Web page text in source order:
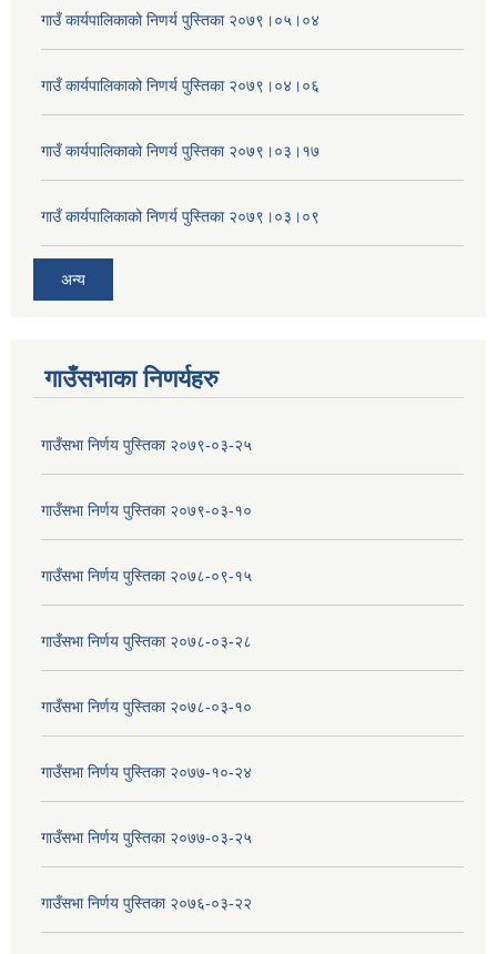
गाउँ कार्यपालिकाको निणर्य पुस्तिका २०७९।०५।०४
गाउँ कार्यपालिकाको निणर्य पुस्तिका २०७९।०४।०६
गाउँ कार्यपालिकाको निणर्य पुस्तिका २०७९।०३।१७
गाउँ कार्यपालिकाको निणर्य पुस्तिका २०७९।०३।०९
अन्य
गाउँसभाका निणर्यहरु
गाउँसभा निर्णय पुस्तिका २०७९-०३-२५
गाउँसभा निर्णय पुस्तिका २०७९-०३-१०
गाउँसभा निर्णय पुस्तिका २०७८-०९-१५
गाउँसभा निर्णय पुस्तिका २०७८-०३-२८
गाउँसभा निर्णय पुस्तिका २०७८-०३-१०
गाउँसभा निर्णय पुस्तिका २०७७-१०-२४
गाउँसभा निर्णय पुस्तिका २०७७-०३-२५
गाउँसभा निर्णय पुस्तिका २०७६-०३-२२